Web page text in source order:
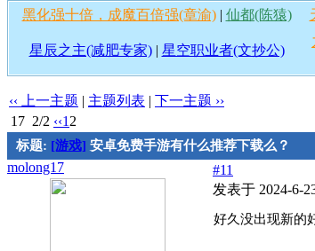
黑化强十倍，成魔百倍强(章渝)| 仙都(陈猿)
星辰之主(减肥专家)| 星空职业者(文抄公)
‹‹ 上一主题 | 主题列表 | 下一主题 ››
17 2/2 ‹‹1 2
标题: [游戏] 安卓免费手游有什么推荐下载么？
molong17
#11
发表于 2024-6-
好久没出现新的